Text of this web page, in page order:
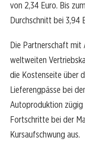
von 2,34 Euro. Bis
Durchschnitt bei 3,94
Die Partnerschaft
weltweiten
die Kostenseite über
Lieferengpässe bei
Autoproduktion zügig
Fortschritte bei der
Kursaufschwung aus.